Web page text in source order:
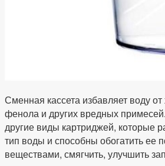
Сменная кассета избавляет воду
фенола и других вредных
другие виды картриджей, которые
тип воды и способны обогатить ее
веществами, смягчить, улучшить